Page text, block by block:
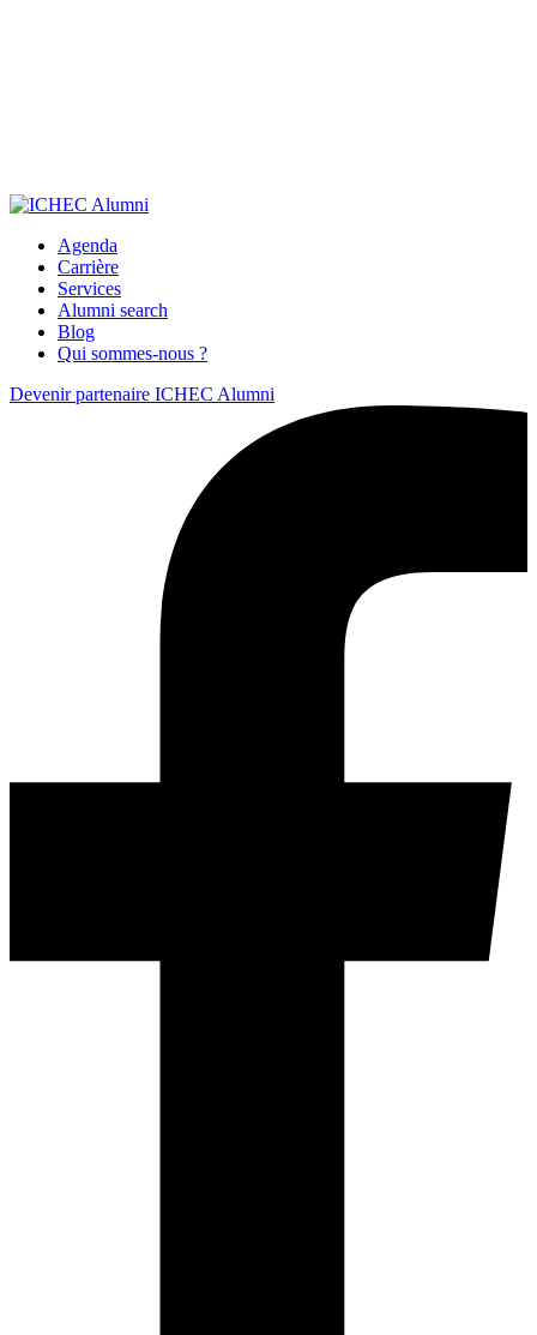
Agenda
Carrière
Services
Alumni search
Blog
Qui sommes-nous ?
Devenir partenaire ICHEC Alumni